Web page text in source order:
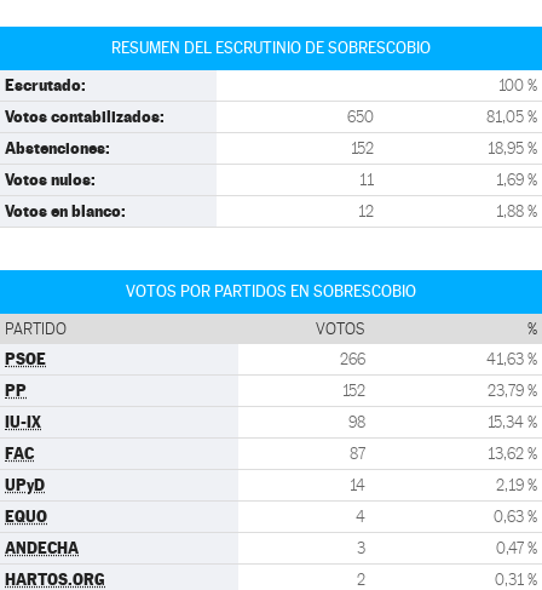
RESUMEN DEL ESCRUTINIO DE SOBRESCOBIO
Escrutado: 100 %
Votos contabilizados: 650 81,05 %
Abstenciones: 152 18,95 %
Votos nulos: 11 1,69 %
Votos en blanco: 12 1,88 %
VOTOS POR PARTIDOS EN SOBRESCOBIO
PARTIDO VOTOS %
PSOE 266 41,63 %
PP 152 23,79 %
IU-IX 98 15,34 %
FAC 87 13,62 %
UPyD 14 2,19 %
EQUO 4 0,63 %
ANDECHA 3 0,47 %
HARTOS.ORG 2 0,31 %